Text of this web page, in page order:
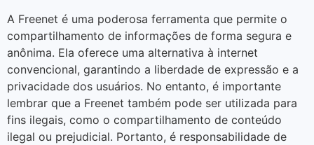
A Freenet é uma poderosa ferramenta que permite o
compartilhamento de informações de forma segura e
anônima. Ela oferece uma alternativa à internet
convencional, garantindo a liberdade de expressão e a
privacidade dos usuários. No entanto, é importante
lembrar que a Freenet também pode ser utilizada para
fins ilegais, como o compartilhamento de conteúdo
ilegal ou prejudicial. Portanto, é responsabilidade de